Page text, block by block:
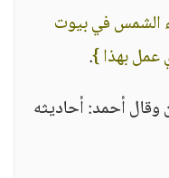
الشمس في بيوت
عمل بهذا }.
وقال أحمد: أحاديثه